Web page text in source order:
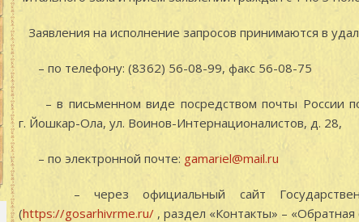
Заявления на исполнение запросов принимаются в
– по телефону: (8362) 56-08-99, факс 56-08-75
– в письменном виде посредством почты России
г. Йошкар-Ола, ул. Воинов-Интернационалистов, д. 28,
– по электронной почте: gamariel@mail.ru
– через официальный сайт
(https://gosarhivrme.ru/ , раздел «Контакты» – «Обратная